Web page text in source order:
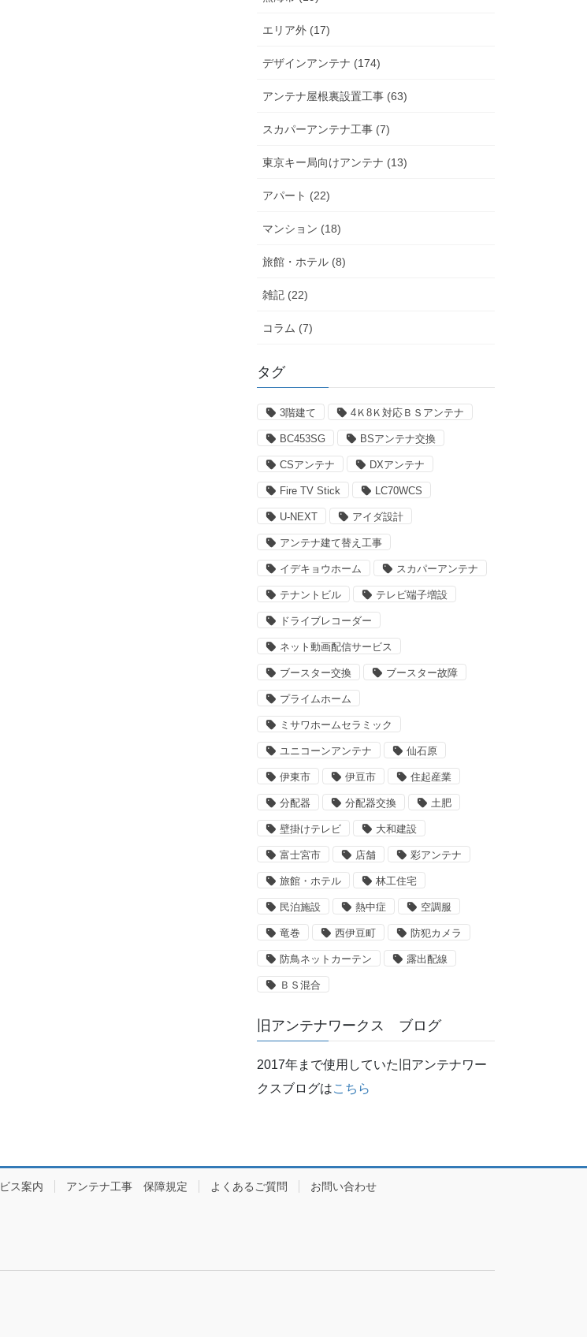
エリア外 (17)
デザインアンテナ (174)
アンテナ屋根裏設置工事 (63)
スカパーアンテナ工事 (7)
東京キー局向けアンテナ (13)
アパート (22)
マンション (18)
旅館・ホテル (8)
雑記 (22)
コラム (7)
タグ
3階建て 4Ｋ8Ｋ対応ＢＳアンテナ
BC453SG BSアンテナ交換
CSアンテナ DXアンテナ
Fire TV Stick LC70WCS
U-NEXT アイダ設計
アンテナ建て替え工事
イデキョウホーム スカパーアンテナ
テナントビル テレビ端子増設
ドライブレコーダー
ネット動画配信サービス
ブースター交換 ブースター故障
プライムホーム
ミサワホームセラミック
ユニコーンアンテナ 仙石原
伊東市 伊豆市 住起産業
分配器 分配器交換 土肥
壁掛けテレビ 大和建設
富士宮市 店舗 彩アンテナ
旅館・ホテル 林工住宅
民泊施設 熱中症 空調服
竜巻 西伊豆町 防犯カメラ
防鳥ネットカーテン 露出配線
ＢＳ混合
旧アンテナワークス ブログ
2017年まで使用していた旧アンテナワー
クスブログはこちら
ス案内 アンテナ工事 保障規定 よくあるご質問
お問い合わせ